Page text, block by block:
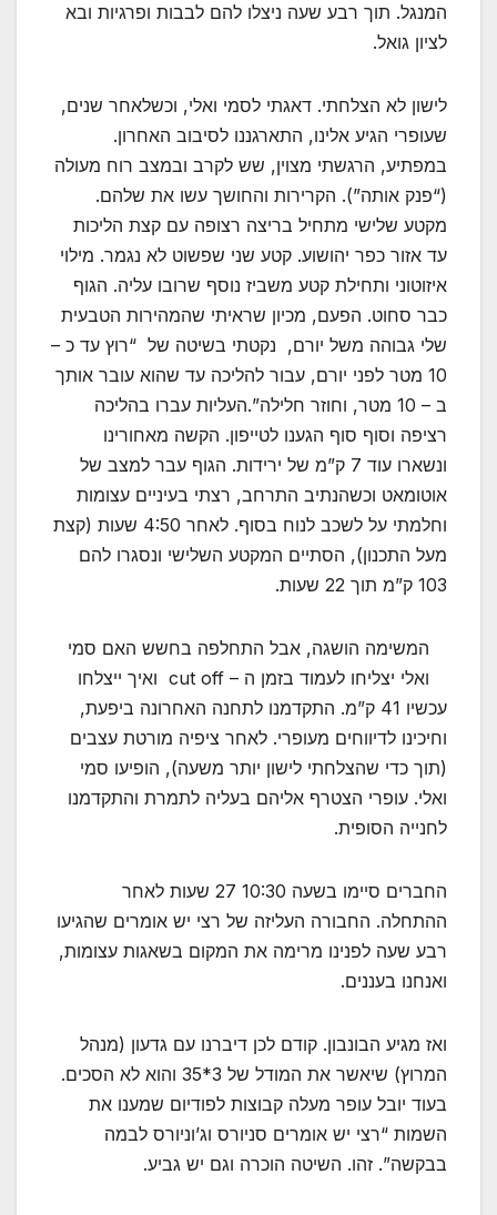
המנגל. תוך רבע שעה ניצלו להם לבבות ופרגיות ובא
לציון גואל.
לישון לא הצלחתי. דאגתי לסמי ואלי, וכשלאחר שנים,
שעופרי הגיע אלינו, התארגננו לסיבוב האחרון.
במפתיע, הרגשתי מצוין, שש לקרב ובמצב רוח מעולה
(“פנק אותה”). הקרירות והחושך עשו את שלהם.
מקטע שלישי מתחיל בריצה רצופה עם קצת הליכות
עד אזור כפר יהושוע. קטע שני שפשוט לא נגמר. מילוי
איזוטוני ותחילת קטע משביז נוסף שרובו עליה. הגוף
כבר סחוט. הפעם, מכיון שראיתי שהמהירות הטבעית
שלי גבוהה משל יורם, נקטתי בשיטה של “רוץ עד כ –
10 מטר לפני יורם, עבור להליכה עד שהוא עובר אותך
ב – 10 מטר, וחוזר חלילה”.העליות עברו בהליכה
רציפה וסוף סוף הגענו לטייפון. הקשה מאחורינו
ונשארו עוד 7 ק”מ של ירידות. הגוף עבר למצב של
אוטומאט וכשהנתיב התרחב, רצתי בעיניים עצומות
וחלמתי על לשכב לנוח בסוף. לאחר 4:50 שעות (קצת
מעל התכנון), הסתיים המקטע השלישי ונסגרו להם
103 ק”מ תוך 22 שעות.
המשימה הושגה, אבל התחלפה בחשש האם סמי
ואלי יצליחו לעמוד בזמן ה – cut off ואיך ייצלחו
עכשיו 41 ק”מ. התקדמנו לתחנה האחרונה ביפעת,
וחיכינו לדיווחים מעופרי. לאחר ציפיה מורטת עצבים
(תוך כדי שהצלחתי לישון יותר משעה), הופיעו סמי
ואלי. עופרי הצטרף אליהם בעליה לתמרת והתקדמנו
לחנייה הסופית.
החברים סיימו בשעה 10:30 27 שעות לאחר
ההתחלה. החבורה העליזה של רצי יש אומרים שהגיעו
רבע שעה לפנינו מרימה את המקום בשאגות עצומות,
ואנחנו בעננים.
ואז מגיע הבונבון. קודם לכן דיברנו עם גדעון (מנהל
המרוץ) שיאשר את המודל של 3*35 והוא לא הסכים.
בעוד יובל עופר מעלה קבוצות לפודיום שמענו את
השמות “רצי יש אומרים סניורס וג’וניורס לבמה
בבקשה”. זהו. השיטה הוכרה וגם יש גביע.